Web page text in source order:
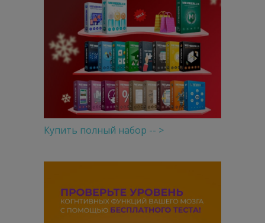
Купить полный набор -- >